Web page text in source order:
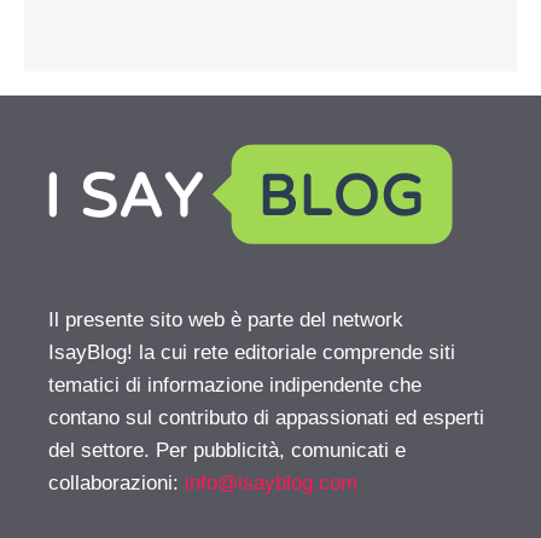
Il presente sito web è parte del network
IsayBlog! la cui rete editoriale comprende siti
tematici di informazione indipendente che
contano sul contributo di appassionati ed esperti
del settore. Per pubblicità, comunicati e
collaborazioni: info@isayblog.com